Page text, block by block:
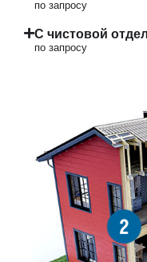
по запросу
С чистовой
по запросу
2